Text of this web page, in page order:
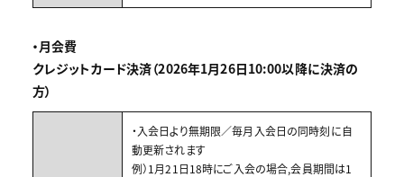
・月会費
クレジットカード決済（2026年1月26日10:00以降に決済の
方）
・入会日より無期限／毎月入会日の同時刻に自
動更新されます
例）1月21日18時にご入会の場合,会員期間は1